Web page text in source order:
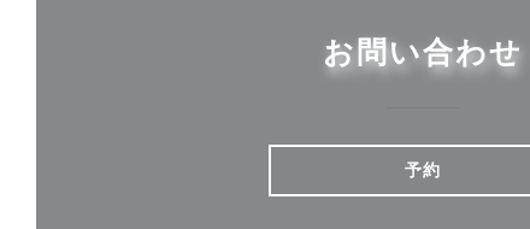
お問い合わせ
予約